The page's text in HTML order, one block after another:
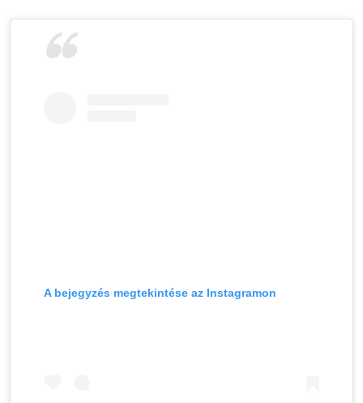
A bejegyzés megtekintése az Instagramon